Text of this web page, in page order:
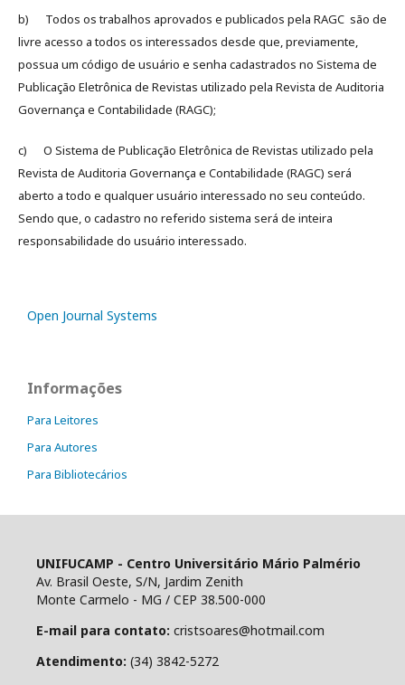
b) Todos os trabalhos aprovados e publicados pela RAGC são de
livre acesso a todos os interessados desde que, previamente,
possua um código de usuário e senha cadastrados no Sistema de
Publicação Eletrônica de Revistas utilizado pela Revista de Auditoria
Governança e Contabilidade (RAGC);
c) O Sistema de Publicação Eletrônica de Revistas utilizado pela
Revista de Auditoria Governança e Contabilidade (RAGC) será
aberto a todo e qualquer usuário interessado no seu conteúdo.
Sendo que, o cadastro no referido sistema será de inteira
responsabilidade do usuário interessado.
Open Journal Systems
Informações
Para Leitores
Para Autores
Para Bibliotecários
UNIFUCAMP - Centro Universitário Mário Palmério
Av. Brasil Oeste, S/N, Jardim Zenith
Monte Carmelo - MG / CEP 38.500-000
E-mail para contato: cristsoares@hotmail.com
Atendimento: (34) 3842-5272